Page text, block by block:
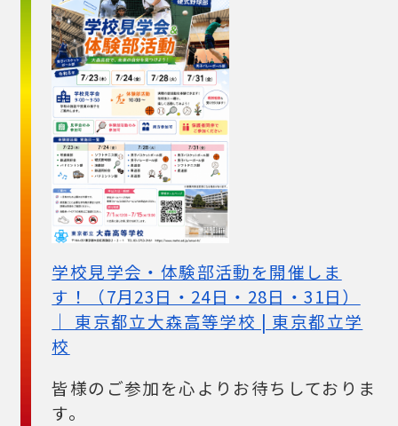
学校見学会・体験部活動を開催しま
す！（7月23日・24日・28日・31日）
｜ 東京都立大森高等学校 | 東京都立学
校
皆様のご参加を心よりお待ちしておりま
す。